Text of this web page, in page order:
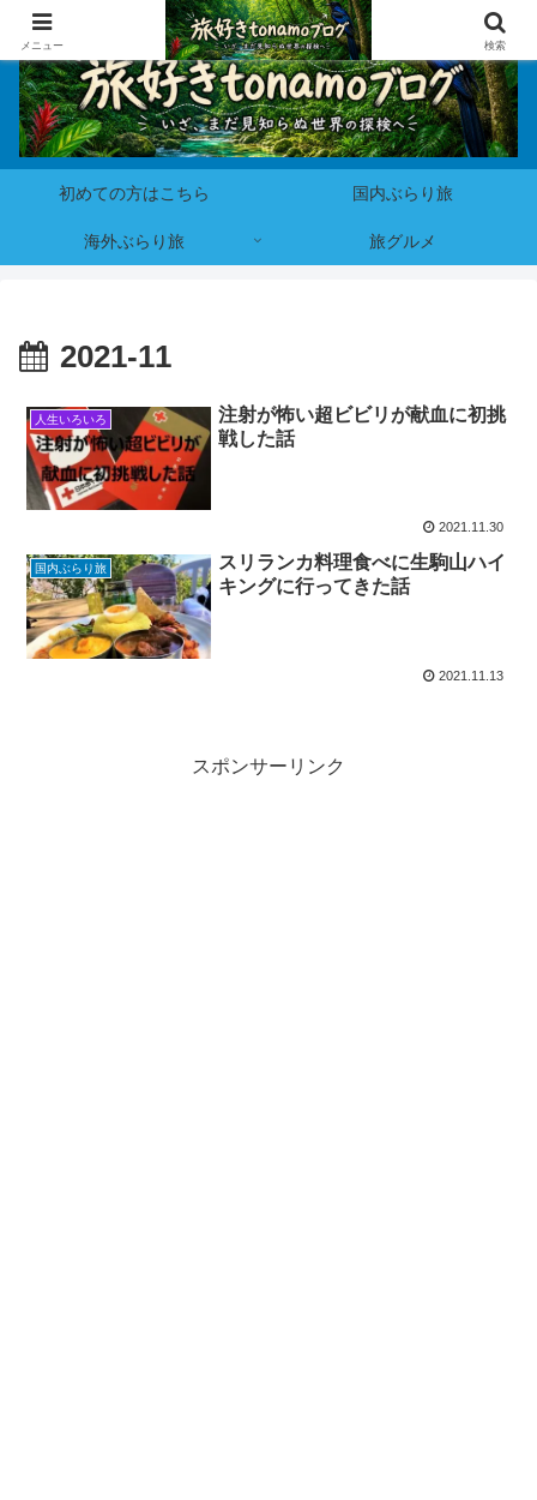
初めての方はこちら 国内ぶらり旅
海外ぶらり旅 旅グルメ
2021-11
人生いろいろ
注射が怖い超ビビリが献血に初挑
戦した話
2021.11.30
国内ぶらり旅
スリランカ料理食べに生駒山ハイ
キングに行ってきた話
2021.11.13
スポンサーリンク
メニュー 検索